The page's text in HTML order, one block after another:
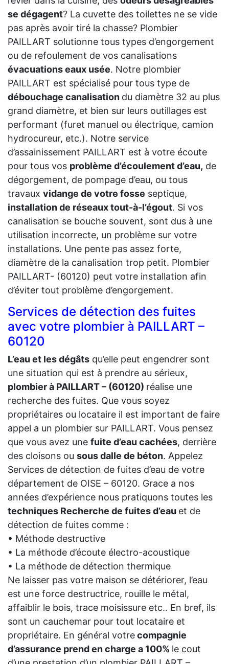
se dégagent? La cuvette des toilettes ne se vide
pas après avoir tiré la chasse? Plombier
PAILLART solutionne tous types d’engorgement
ou de refoulement de vos canalisations
évacuations eaux usée. Notre plombier
PAILLART est spécialisé pour tous type de
débouchage canalisation du diamètre 32 au plus
grand diamètre, et bien sur leurs outillages est
performant (furet manuel ou électrique, camion
hydrocureur, etc.). Notre service
d’assainissement PAILLART est à votre écoute
pour tous vos problème d’écoulement d’eau, de
dégorgement, de pompage d’eau, ou tous
travaux vidange de votre fosse septique,
installation de réseaux tout-à-l’égout. Si vos
canalisation se bouche souvent, sont dus à une
utilisation incorrecte, un problème sur votre
installations. Une pente pas assez forte,
diamètre de la canalisation trop petit. Plombier
PAILLART- (60120) peut votre installation afin
d’éviter tout problème d’engorgement.
Services de détection des fuites
avec votre plombier à PAILLART –
60120
L’eau et les dégâts qu’elle peut engendrer sont
une situation qui est à prendre au sérieux,
plombier à PAILLART – (60120) réalise une
recherche des fuites. Que vous soyez
propriétaires ou locataire il est important de faire
appel a un plombier sur PAILLART. Vous pensez
que vous avez une fuite d’eau cachées, derrière
des cloisons ou sous dalle de béton. Appelez
Services de détection de fuites d’eau de votre
département de OISE – 60120. Grace a nos
années d’expérience nous pratiquons toutes les
techniques Recherche de fuites d’eau et de
détection de fuites comme :
• Méthode destructive
• La méthode d’écoute électro-acoustique
• La méthode de détection thermique
Ne laisser pas votre maison se détériorer, l’eau
est une force destructrice, rouille le métal,
affaiblir le bois, trace moisissure etc.. En bref, ils
sont un cauchemar pour tout locataire et
propriétaire. En général votrecompagnie
d’assurance prend en charge a 100% le cout